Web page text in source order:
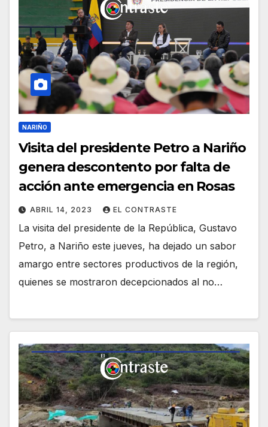
NARIÑO
Visita del presidente Petro a Nariño
genera descontento por falta de
acción ante emergencia en Rosas
ABRIL 14, 2023 EL CONTRASTE
La visita del presidente de la República, Gustavo
Petro, a Nariño este jueves, ha dejado un sabor
amargo entre sectores productivos de la región,
quienes se mostraron decepcionados al no…